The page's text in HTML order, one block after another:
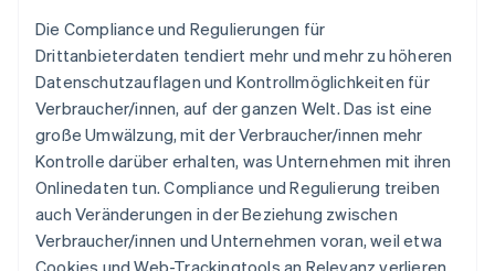
Die Compliance und Regulierungen für
Drittanbieterdaten tendiert mehr und mehr zu höheren
Datenschutzauflagen und Kontrollmöglichkeiten für
Verbraucher/innen, auf der ganzen Welt. Das ist eine
große Umwälzung, mit der Verbraucher/innen mehr
Kontrolle darüber erhalten, was Unternehmen mit ihren
Onlinedaten tun. Compliance und Regulierung treiben
auch Veränderungen in der Beziehung zwischen
Verbraucher/innen und Unternehmen voran, weil etwa
Cookies und Web-Trackingtools an Relevanz verlieren